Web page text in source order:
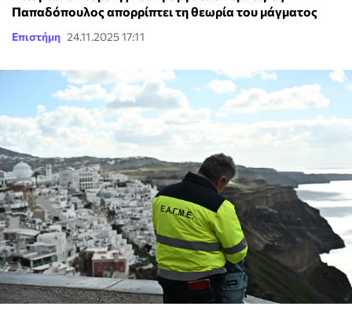
Παπαδόπουλος απορρίπτει τη θεωρία του μάγματος
Επιστήμη 24.11.2025 17:11